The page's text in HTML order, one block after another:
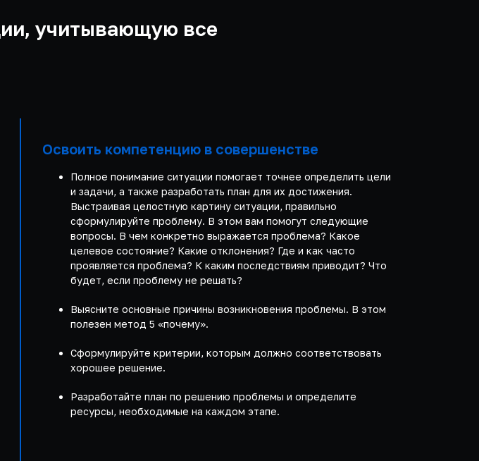
учитывающую все
Освоить компетенцию в совершенстве
Полное понимание ситуации помогает точнее определить цели
и задачи, а также разработать план для их достижения.
Выстраивая целостную картину ситуации, правильно
сформулируйте проблему. В этом вам помогут следующие
вопросы. В чем конкретно выражается проблема? Какое
целевое состояние? Какие отклонения? Где и как часто
проявляется проблема? К каким последствиям приводит? Что
будет, если проблему не решать?
Выясните основные причины возникновения проблемы. В этом
полезен метод 5 «почему».
Сформулируйте критерии, которым должно соответствовать
хорошее решение.
Разработайте план по решению проблемы и определите
ресурсы, необходимые на каждом этапе.